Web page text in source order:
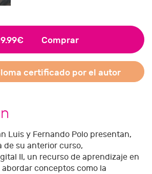
Comprar
certificado por el autor
Luis y Fernando Polo presentan,
de su anterior curso,
II, un recurso de aprendizaje en
conceptos como la